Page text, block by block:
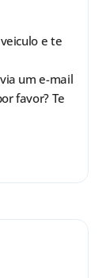
e te
um e-mail
favor? Te